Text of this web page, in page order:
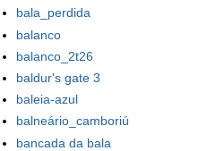
bala_perdida
balanco
balanco_2t26
baldur's gate 3
baleia-azul
balneário_camboriú
bancada da bala